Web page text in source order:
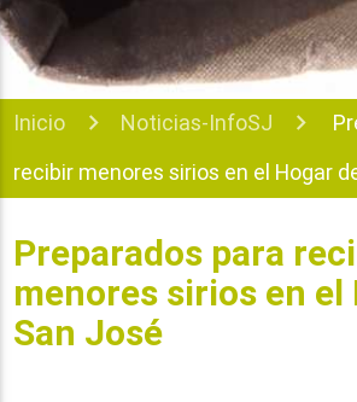
Inicio Noticias-InfoSJ
recibir menores sirios en el Hogar
Preparados para
menores sirios en el
San José